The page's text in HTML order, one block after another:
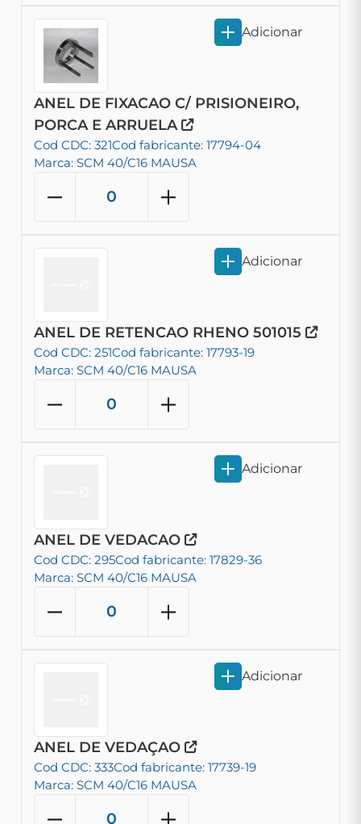
ANEL DE FIXACAO C/ PRISIONEIRO,
PORCA E ARRUELA
Cod CDC: 321Cod fabricante: 17794-04
Marca: SCM 40/C16 MAUSA
Adicionar
ANEL DE RETENCAO RHENO 501015
Cod CDC: 251Cod fabricante: 17793-19
Marca: SCM 40/C16 MAUSA
Adicionar
ANEL DE VEDACAO
Cod CDC: 295Cod fabricante: 17829-36
Marca: SCM 40/C16 MAUSA
Adicionar
ANEL DE VEDAÇAO
Cod CDC: 333Cod fabricante: 17739-19
Marca: SCM 40/C16 MAUSA
Adicionar